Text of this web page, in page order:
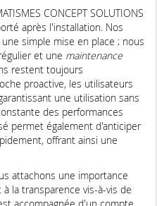
CONCEPT SOLUTIONS
après l'installation. Nos
simple mise en place ; nous
et une maintenance
restent toujours
proactive, les utilisateurs
une utilisation sans
des performances
permet également d'anticiper
offrant ainsi une
attachons une importance
la transparence vis-à-vis de